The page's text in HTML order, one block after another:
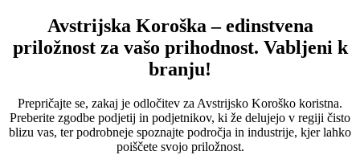
Avstrijska Koroška – edinstvena
priložnost za vašo prihodnost. Vabljeni k
branju!
Prepričajte se, zakaj je odločitev za Avstrijsko Koroško koristna.
Preberite zgodbe podjetij in podjetnikov, ki že delujejo v regiji čisto
blizu vas, ter podrobneje spoznajte področja in industrije, kjer lahko
poiščete svojo priložnost.